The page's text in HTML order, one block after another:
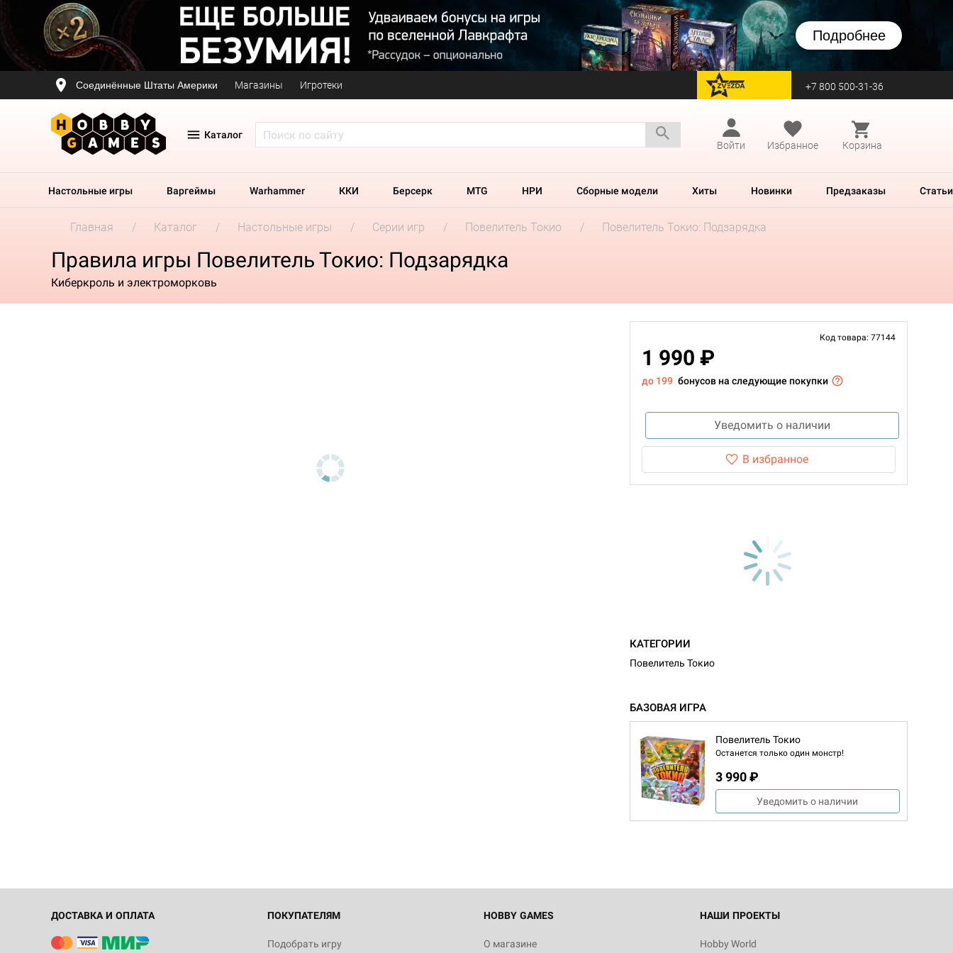
Подробнее
Соединённые Штаты Америки Магазины Игротеки перейти на Zvezda +7 800 500-31-36
Каталог
Войти
Избранное Корзина
Настольные игры Варгеймы Warhammer ККИ Берсерк MTG НРИ Сборные модели Хиты Новинки Предзаказы Статьи
Главная Каталог Настольные игры Серии игр Повелитель Токио Повелитель Токио: Подзарядка
Правила игры Повелитель Токио: Подзарядка
Киберкроль и электроморковь
Код товара: 77144
1 990 ₽
до 199 бонусов на следующие покупки
Уведомить о наличии
В избранное
КАТЕГОРИИ
Повелитель Токио
БАЗОВАЯ ИГРА
Повелитель Токио
Останется только один монстр!
3 990 ₽
Уведомить о наличии
ДОСТАВКА И ОПЛАТА ПОКУПАТЕЛЯМ
Подобрать игру
HOBBY GAMES
О магазине
НАШИ ПРОЕКТЫ
Hobby World